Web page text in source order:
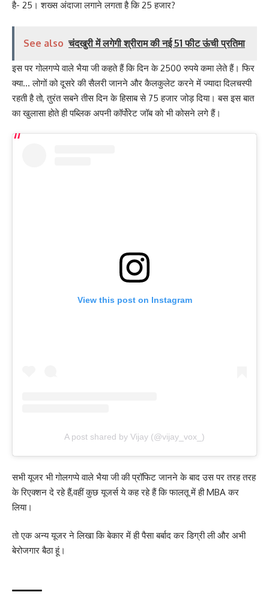
है- 25। शख्स अंदाजा लगाने लगता है कि 25 हजार?
See also चंदखुरी में लगेगी श्रीराम की नई 51 फीट ऊंची प्रतिमा
इस पर गोलगप्पे वाले भैया जी कहते हैं कि दिन के 2500 रुपये कमा लेते हैं। फिर
क्या… लोगों को दूसरे की सैलरी जानने और कैलकुलेट करने में ज्यादा दिलचस्पी
रहती है तो, तुरंत सबने तीस दिन के हिसाब से 75 हजार जोड़ दिया। बस इस बात
का खुलासा होते ही पब्लिक अपनी कॉर्पोरेट जॉब को भी कोसने लगे हैं।
View this post on Instagram
A post shared by Vijay (@vijay_vox_)
सभी यूजर भी गोलगप्पे वाले भैया जी की प्रॉफिट जानने के बाद उस पर तरह तरह
के रिएक्शन दे रहे हैं,वहीं कुछ यूजर्स ये कह रहे हैं कि फालतू में ही MBA कर
लिया।
तो एक अन्य यूजर ने लिखा कि बेकार में ही पैसा बर्बाद कर डिग्री ली और अभी
बेरोजगार बैठा हूं।